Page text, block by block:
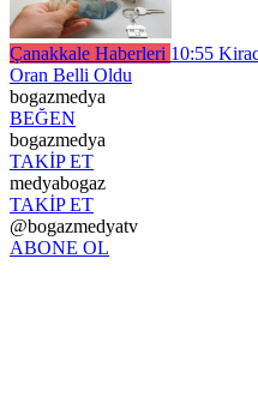
Çanakkale Haberleri 10:55
Oran Belli Oldu
bogazmedya
BEĞEN
bogazmedya
TAKİP ET
medyabogaz
TAKİP ET
@bogazmedyatv
ABONE OL